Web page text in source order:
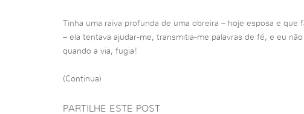
Tinha uma raiva profunda de uma obreira – hoje esposa e que
– ela tentava ajudar-me, transmitia-me palavras de fé, e eu
quando a via, fugia!
(Continua)
PARTILHE ESTE POST